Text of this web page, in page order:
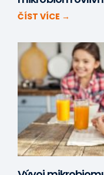
ČÍST VÍCE →